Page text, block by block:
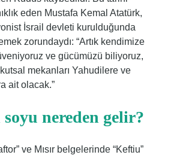
eden Mustafa Kemal Atatürk,
İsrail devleti kurulduğunda
zorundaydı: “Artık kendimize
ve gücümüzü biliyoruz,
kutsal mekanları Yahudilere ve
ait olacak.”
nereden gelir?
ve Mısır belgelerinde “Keftiu”